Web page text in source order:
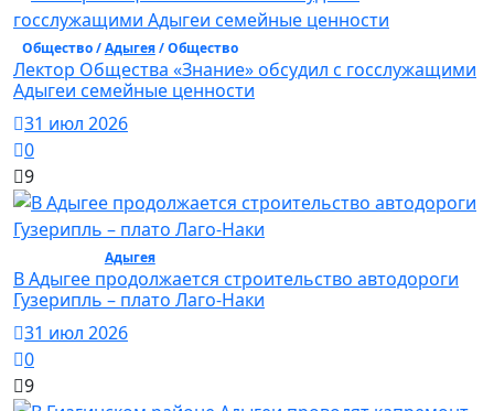
Общество /Адыгея/ Общество
Лектор Общества «Знание» обсудил с госслужащими
Адыгеи семейные ценности
31 июл 2026
0
9
Адыгея/ Общество
В Адыгее продолжается строительство автодороги
Гузерипль – плато Лаго-Наки
31 июл 2026
0
9